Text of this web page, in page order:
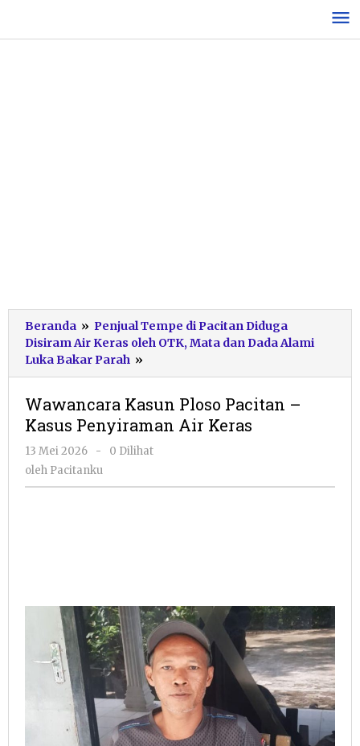
konten
Beranda » Penjual Tempe di Pacitan Diduga
Disiram Air Keras oleh OTK, Mata dan Dada Alami
Luka Bakar Parah »
Kasun
Pacitan
-
Kasus
Wawancara Kasun Ploso Pacitan –
Kasus Penyiraman Air Keras
13 Mei 2026
oleh
Pacitanku
-
0 Dilihat
oleh Pacitanku